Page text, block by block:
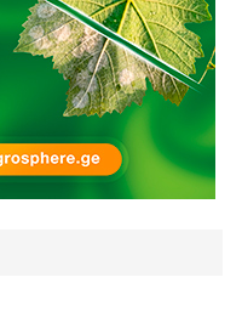
იზრდება ᲛᲔᲑᲝᲡᲢᲜᲔᲝᲑᲐ
[ 06.08.2026 ] მაჯაღვერი –